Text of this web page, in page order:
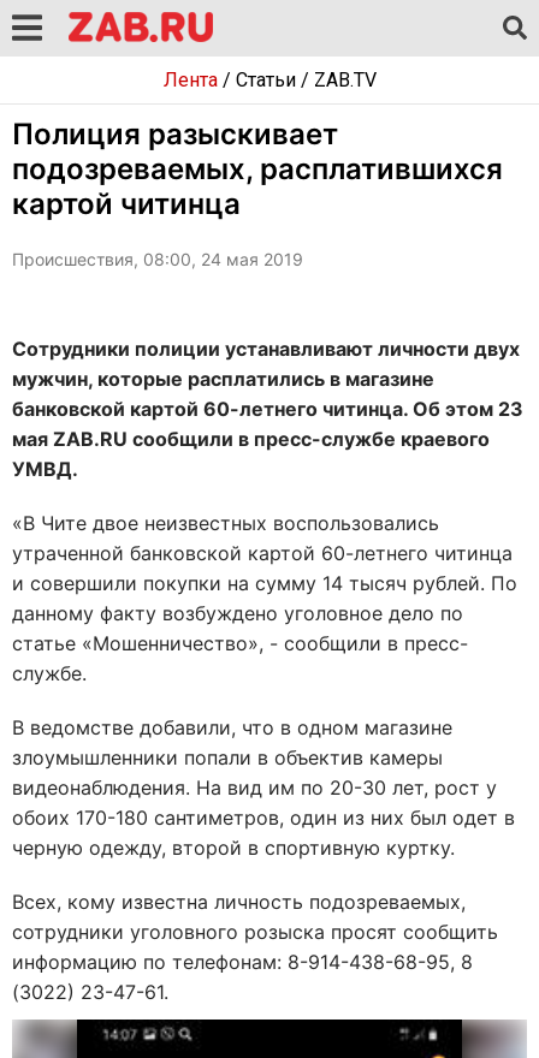
Лента/ Статьи/ ZAB.TV
Полиция разыскивает
подозреваемых, расплатившихся
картой читинца
Происшествия, 08:00, 24 мая 2019
Сотрудники полиции устанавливают личности двух
мужчин, которые расплатились в магазине
банковской картой 60-летнего читинца. Об этом 23
мая ZAB.RU сообщили в пресс-службе краевого
УМВД.
«В Чите двое неизвестных воспользовались
утраченной банковской картой 60-летнего читинца
и совершили покупки на сумму 14 тысяч рублей. По
данному факту возбуждено уголовное дело по
статье «Мошенничество», - сообщили в пресс-
службе.
В ведомстве добавили, что в одном магазине
злоумышленники попали в объектив камеры
видеонаблюдения. На вид им по 20-30 лет, рост у
обоих 170-180 сантиметров, один из них был одет в
черную одежду, второй в спортивную куртку.
Всех, кому известна личность подозреваемых,
сотрудники уголовного розыска просят сообщить
информацию по телефонам: 8-914-438-68-95, 8
(3022) 23-47-61.